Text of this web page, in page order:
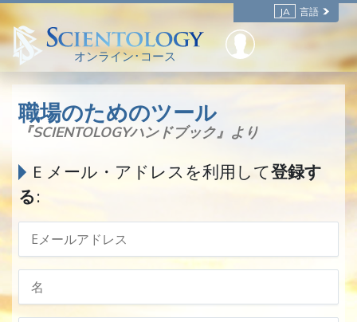
JA 言語
オンライン･コース
職場のためのツール
『SCIENTOLOGYハンドブック』より
E メール・アドレスを利用して登録す
る: